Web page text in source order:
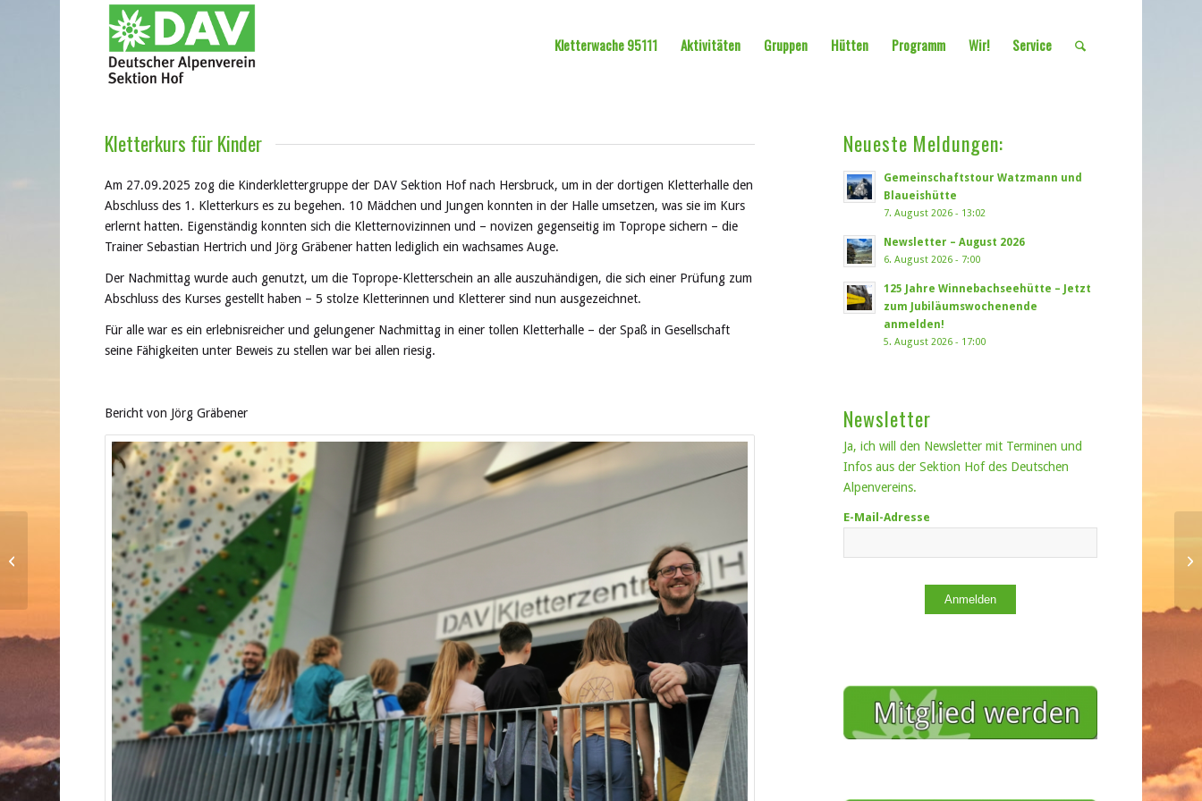
Kletterwache 95111 Aktivitäten Gruppen Hütten Programm Wir! Service
Kletterkurs für Kinder
Am 27.09.2025 zog die Kinderklettergruppe der DAV Sektion Hof nach Hersbruck, um in der dortigen Kletterhalle den
Abschluss des 1. Kletterkurs es zu begehen. 10 Mädchen und Jungen konnten in der Halle umsetzen, was sie im Kurs
erlernt hatten. Eigenständig konnten sich die Kletternovizinnen und – novizen gegenseitig im Toprope sichern – die
Trainer Sebastian Hertrich und Jörg Gräbener hatten lediglich ein wachsames Auge.
Der Nachmittag wurde auch genutzt, um die Toprope-Kletterschein an alle auszuhändigen, die sich einer Prüfung zum
Abschluss des Kurses gestellt haben – 5 stolze Kletterinnen und Kletterer sind nun ausgezeichnet.
Für alle war es ein erlebnisreicher und gelungener Nachmittag in einer tollen Kletterhalle – der Spaß in Gesellschaft
seine Fähigkeiten unter Beweis zu stellen war bei allen riesig.
Bericht von Jörg Gräbener
Neueste Meldungen:
Gemeinschaftstour Watzmann und
Blaueishütte
7. August 2026 - 13:02
Newsletter – August 2026
6. August 2026 - 7:00
125 Jahre Winnebachseehütte – Jetzt
zum Jubiläumswochenende
anmelden!
5. August 2026 - 17:00
Newsletter
Ja, ich will den Newsletter mit Terminen und
Infos aus der Sektion Hof des Deutschen
Alpenvereins.
E-Mail-Adresse
Anmelden
MTB: Wochenendtour
auf der Edelweißhütte